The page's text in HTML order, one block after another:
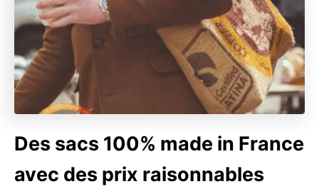
Des sacs 100% made in France
avec des prix raisonnables